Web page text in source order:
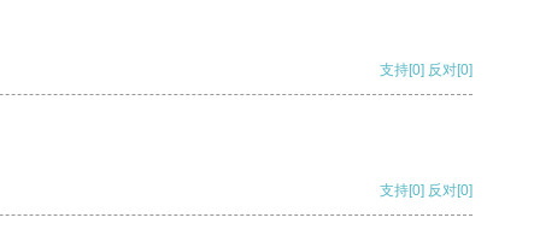
支持[0] 反对[0]
支持[0] 反对[0]